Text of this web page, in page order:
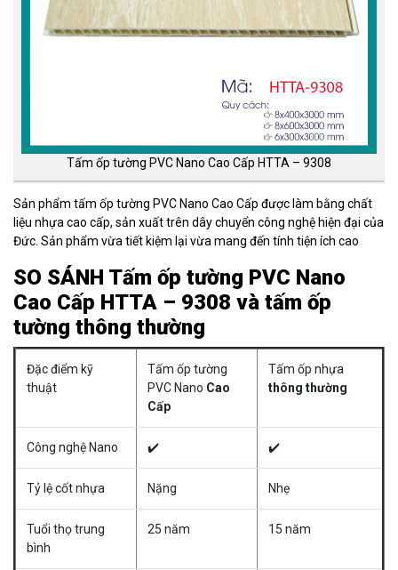
Tấm ốp tường PVC Nano Cao Cấp HTTA – 9308
Sản phẩm tấm ốp tường PVC Nano Cao Cấp được làm bằng chất
liệu nhựa cao cấp, sản xuất trên dây chuyển công nghệ hiện đại của
Đức. Sản phẩm vừa tiết kiệm lại vừa mang đến tính tiện ích cao
SO SÁNH Tấm ốp tường PVC Nano
Cao Cấp HTTA – 9308 và tấm ốp
tường thông thường
Đặc điểm kỹ
thuật
Tấm ốp tường
PVC Nano Cao
Cấp
Tấm ốp nhựa
thông thường
Công nghệ Nano ✔️ ✔️
Tỷ lệ cốt nhựa Nặng Nhẹ
Tuổi thọ trung
bình
25 năm 15 năm